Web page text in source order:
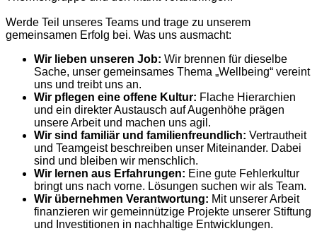
Werde Teil unseres Teams und trage zu unserem
gemeinsamen Erfolg bei. Was uns ausmacht:
Wir lieben unseren Job: Wir brennen für dieselbe
Sache, unser gemeinsames Thema „Wellbeing“ vereint
uns und treibt uns an.
Wir pflegen eine offene Kultur: Flache Hierarchien
und ein direkter Austausch auf Augenhöhe prägen
unsere Arbeit und machen uns agil.
Wir sind familiär und familienfreundlich: Vertrautheit
und Teamgeist beschreiben unser Miteinander. Dabei
sind und bleiben wir menschlich.
Wir lernen aus Erfahrungen: Eine gute Fehlerkultur
bringt uns nach vorne. Lösungen suchen wir als Team.
Wir übernehmen Verantwortung: Mit unserer Arbeit
finanzieren wir gemeinnützige Projekte unserer Stiftung
und Investitionen in nachhaltige Entwicklungen.